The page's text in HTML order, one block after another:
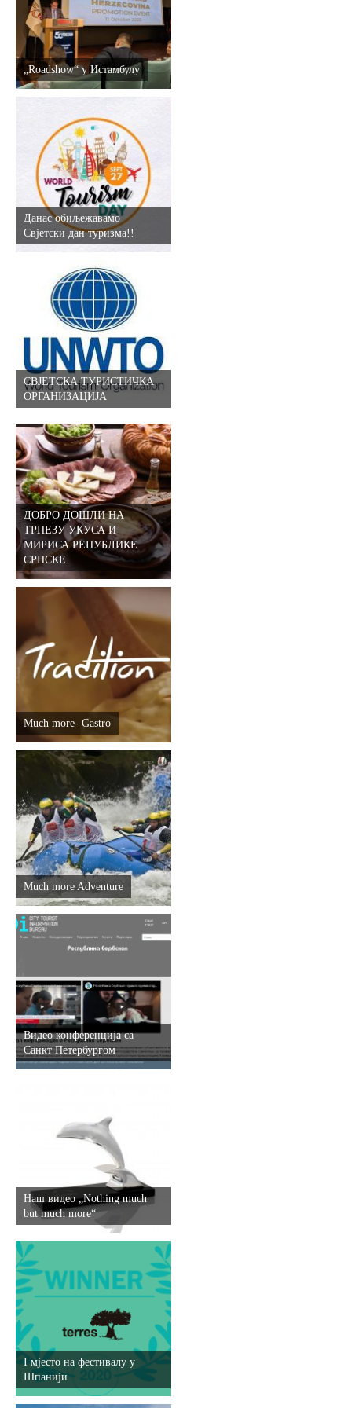
E-Brochure
Откриј Српску
„Roadshow“ у Истамбулу
Данас обиљежавамо
Свјетски дан туризма!!
СВЈЕТСКА ТУРИСТИЧКА
ОРГАНИЗАЦИЈА
ДОБРО ДОШЛИ НА
ТРПЕЗУ УКУСА И
МИРИСА РЕПУБЛИКЕ
СРПСКE
Much more- Gastro
Much more Adventure
Видео конференција са
Санкт Петербургом
Наш видео „Nothing much
but much more“
I мјесто на фестивалу у
Шпанији